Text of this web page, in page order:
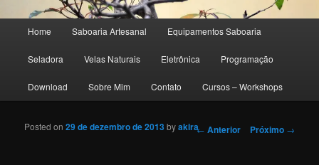
Pular para o conteúdo principal
Pular para o conteúdo secundário
Home Saboaria Artesanal Equipamentos Saboaria
Seladora Velas Naturais Eletrônica Programação
Download Sobre Mim Contato Cursos – Workshops
Navegação de Posts
← Anterior Próximo →
Posted on29 de dezembro de 2013byakira